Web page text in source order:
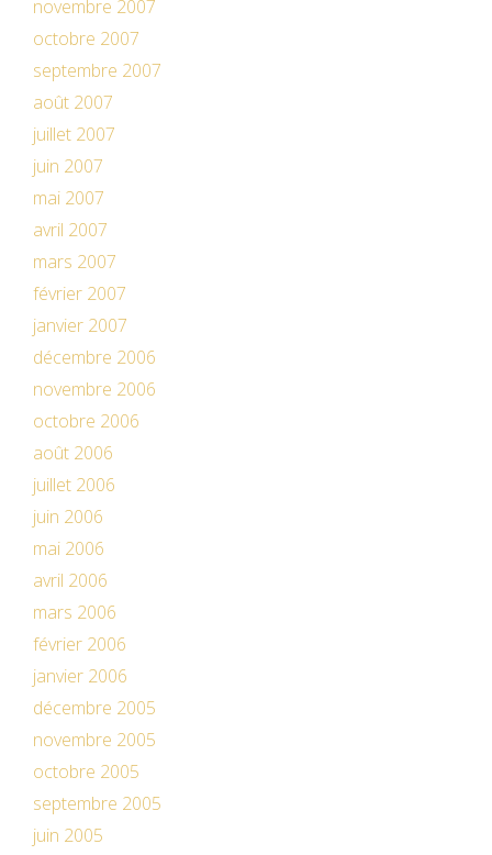
novembre 2007
octobre 2007
septembre 2007
août 2007
juillet 2007
juin 2007
mai 2007
avril 2007
mars 2007
février 2007
janvier 2007
décembre 2006
novembre 2006
octobre 2006
août 2006
juillet 2006
juin 2006
mai 2006
avril 2006
mars 2006
février 2006
janvier 2006
décembre 2005
novembre 2005
octobre 2005
septembre 2005
juin 2005